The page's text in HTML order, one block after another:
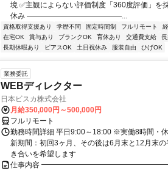
境 ✅主観によらない評価制度「360度評価」を
休み ―――――――――――――...
資格取得支援あり 学歴不問 固定時間制 フルリモート
在宅OK
賞与あり ブランクOK 育休あり 交通費支給
長期休暇あり
ピアスOK 土日祝休み 服装自由 ひげOK
業務委託
WEBディレクター
日本ビスカ株式会社
月給350,000円～500,000円
フルリモート
勤務時間詳細 平日9:00～18:00 ※実働8時間・
新期間：初回3ヶ月、その後は6月末と12月末
き合いを希望します
仕事内容 ━━━━━━━━━━━━━━━━━━━━